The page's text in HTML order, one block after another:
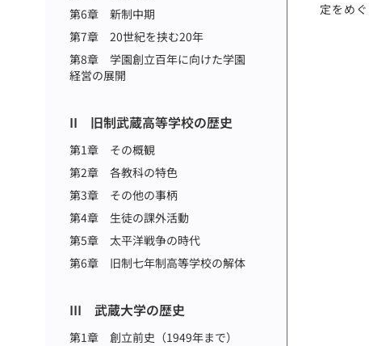
第6章 新制中期
第7章 20世紀を挟む20年
第8章 学園創立百年に向けた学園
経営の展開
II 旧制武蔵高等学校の歴史
第1章 その概観
第2章 各教科の特色
第3章 その他の事柄
第4章 生徒の課外活動
第5章 太平洋戦争の時代
第6章 旧制七年制高等学校の解体
III 武蔵大学の歴史
第1章 創立前史（1949年まで）
定をめ